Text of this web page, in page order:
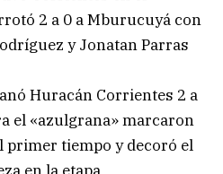
2 a 0 a Mburucuyá con
y Jonatan Parras
Huracán Corrientes 2 a
el «azulgrana» marcaron
primer tiempo y decoró el